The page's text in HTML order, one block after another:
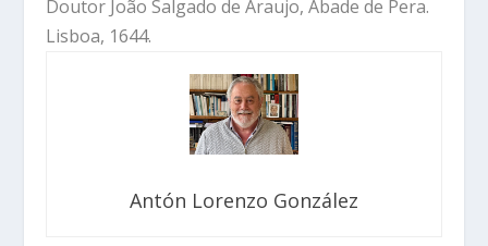
Doutor João Salgado de Araujo, Abade de Pera.
Lisboa, 1644.
Antón Lorenzo González